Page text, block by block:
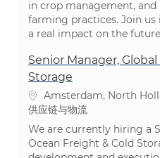
in crop management, and
farming practices. Join
a real impact on the
Senior Manager,
Storage
位置Amsterdam, North
类别
供应链与物流
We are currently hiring a
Ocean Freight & Cold